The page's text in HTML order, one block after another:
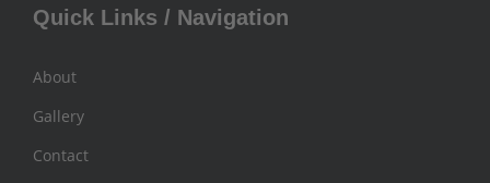
Quick Links / Navigation
About
Gallery
Contact